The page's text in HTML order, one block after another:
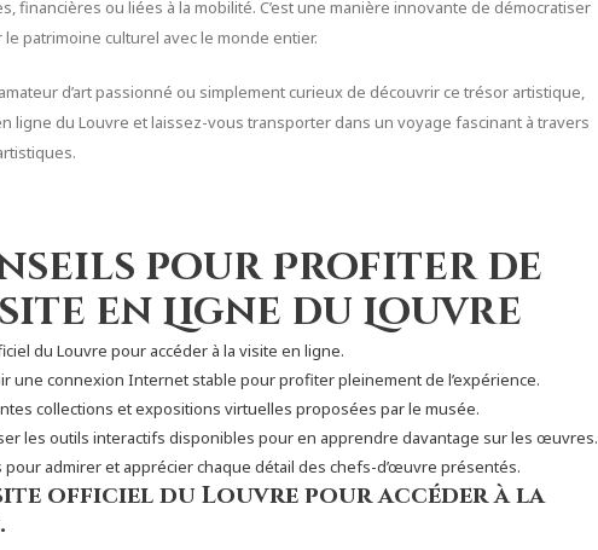
financières ou liées à la mobilité. C’est une manière innovante de démocratiser
le patrimoine culturel avec le monde entier.
d’art passionné ou simplement curieux de découvrir ce trésor artistique,
ligne du Louvre et laissez-vous transporter dans un voyage fascinant à travers
pour Profiter de
en Ligne du Louvre
du Louvre pour accéder à la visite en ligne.
une connexion Internet stable pour profiter pleinement de l’expérience.
collections et expositions virtuelles proposées par le musée.
les outils interactifs disponibles pour en apprendre davantage sur les œuvres.
admirer et apprécier chaque détail des chefs-d’œuvre présentés.
officiel du Louvre pour accéder à la